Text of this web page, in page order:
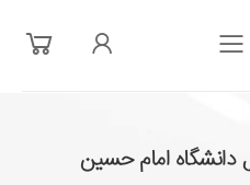
فهرست
دانشگاه امام حسین